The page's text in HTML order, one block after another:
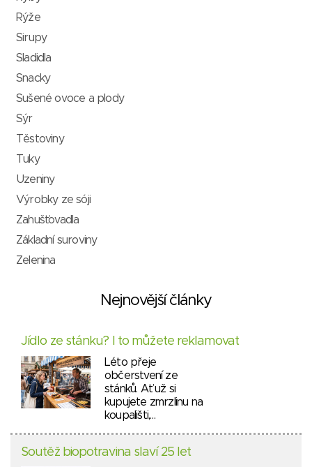
Rýže
Sirupy
Sladidla
Snacky
Sušené ovoce a plody
Sýr
Těstoviny
Tuky
Uzeniny
Výrobky ze sóji
Zahušťovadla
Základní suroviny
Zelenina
Nejnovější články
Jídlo ze stánku? I to můžete reklamovat
Léto přeje
občerstvení ze
stánků. Ať už si
kupujete zmrzlinu na
koupališti,…
Soutěž biopotravina slaví 25 let